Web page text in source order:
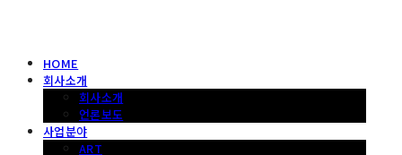
HOME
회사소개
회사소개
언론보도
사업분야
ART